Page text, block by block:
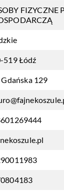
FIZYCZNE
519 Łódź
Gdańska 129